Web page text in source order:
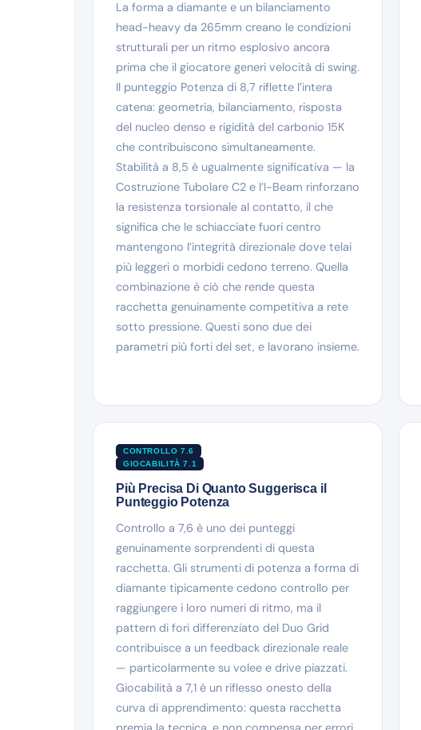
La forma a diamante e un bilanciamento
head-heavy da 265mm creano le condizioni
strutturali per un ritmo esplosivo ancora
prima che il giocatore generi velocità di swing.
Il punteggio Potenza di 8,7 riflette l’intera
catena: geometria, bilanciamento, risposta
del nucleo denso e rigidità del carbonio 15K
che contribuiscono simultaneamente.
Stabilità a 8,5 è ugualmente significativa — la
Costruzione Tubolare C2 e l’I-Beam rinforzano
la resistenza torsionale al contatto, il che
significa che le schiacciate fuori centro
mantengono l’integrità direzionale dove telai
più leggeri o morbidi cedono terreno. Quella
combinazione è ciò che rende questa
racchetta genuinamente competitiva a rete
sotto pressione. Questi sono due dei
parametri più forti del set, e lavorano insieme.
CONTROLLO 7.6
GIOCABILITÀ 7.1
Più Precisa Di Quanto Suggerisca il
Punteggio Potenza
Controllo a 7,6 è uno dei punteggi
genuinamente sorprendenti di questa
racchetta. Gli strumenti di potenza a forma di
diamante tipicamente cedono controllo per
raggiungere i loro numeri di ritmo, ma il
pattern di fori differenziato del Duo Grid
contribuisce a un feedback direzionale reale
— particolarmente su volee e drive piazzati.
Giocabilità a 7,1 è un riflesso onesto della
curva di apprendimento: questa racchetta